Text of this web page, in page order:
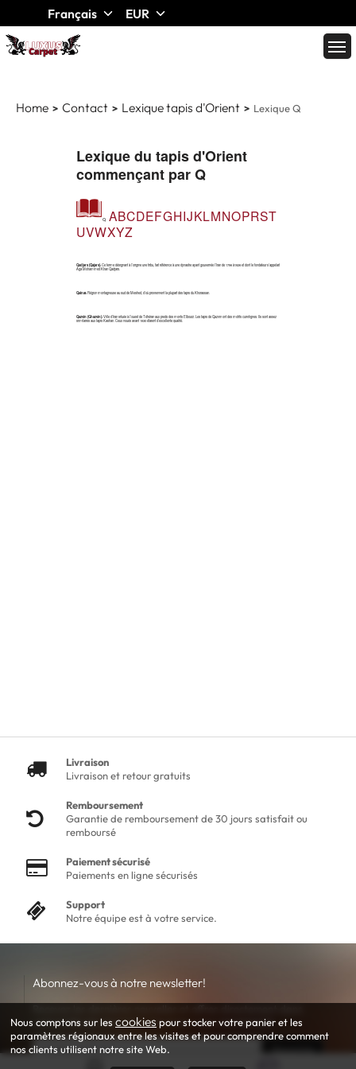
Nous comptons sur les cookies pour stocker votre panier et les
paramètres régionaux entre les visites et pour comprendre comment
nos clients utilisent notre site Web.
Français EUR
Home Contact Lexique tapis d'Orient Lexique Q
Lexique du tapis d'Orient
commençant par Q
Q ABCDEFGHIJKLMNOPRST
UVWXYZ
Qadjars (Qajars):Ce terme désignant à l’origine une tribu, fait référence à une dynastie ayant gouvernée l’Iran de 1796 à1926 et dont le fondateur s’appelait
Aga Mohammed Khan Qadjars.
Qainat: Région montagneuse au sud de Meshed, d’où proviennent la plupart des tapis du Khorassan.
Qazvin (Ghazvin):Ville d’Iran située à l’ouest de Téhéran aux pieds des monts Elbourz. Les tapis de Qazvin ont des motifs curvilignes. Ils sont assez
similaires aux tapis Kashan. Ceux noués avant 1930 étaient d’excellente qualité.
Livraison
Livraison et retour gratuits
Remboursement
Garantie de remboursement de 30 jours satisfait ou
remboursé
Paiement sécurisé
Paiements en ligne sécurisés
Support
Notre équipe est à votre service.
Abonnez-vous à notre newsletter!
votre boîte de réception. Inscrivez-vous maintenant.
Souscrire